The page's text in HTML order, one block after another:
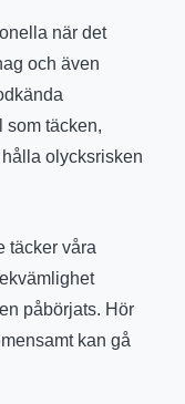
när det
och även
som täcken,
olycksrisken
täcker våra
påbörjats. Hör
kan gå